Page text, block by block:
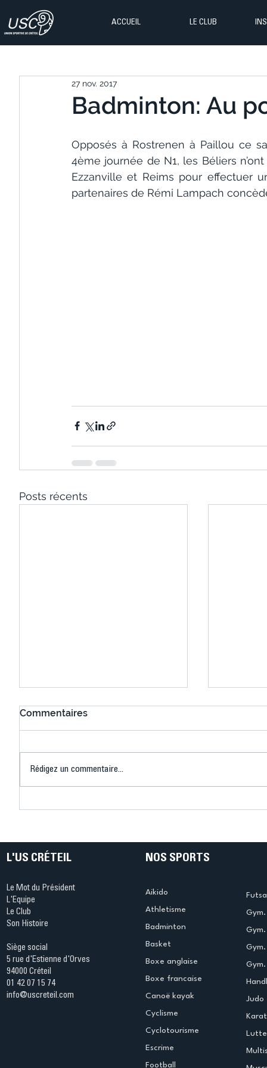
ACCUEIL LE CLUB
Badminton: Au
27 nov. 2017
Opposés à Rostrenen à Paillou ce
4ème journée de N1, les Béliers
Ezzanville et Reims pour effectuer
partenaires de Rémi Lampach
Posts récents
Commentaires
Rédigez un commentaire...
L'US CRÉTEIL
Le Mot du Président
L'Equipe
Le Club
Son Histoire
Siège social
5 rue d'Estienne d'Orves
94000 Créteil
01 42 07 15 74
info@uscreteil.com
NOS SPORTS
Aikido
Athletisme
Badminton
Basket
Boxe anglaise
Boxe francaise
Canoë kayak
Cyclisme
Cyclotourisme
Escrime
Football
Judo
Lutte